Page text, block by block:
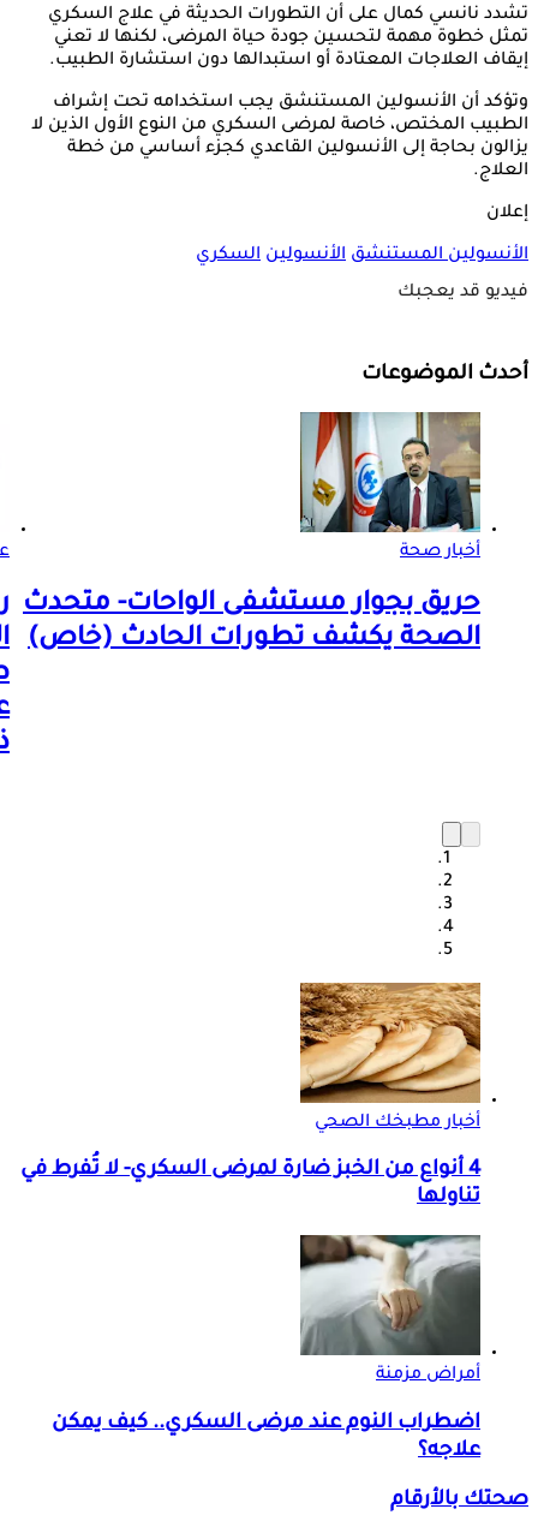
تشدد نانسي كمال على أن التطورات الحديثة في علاج السكري
تمثل خطوة مهمة لتحسين جودة حياة المرضى، لكنها لا تعني
إيقاف العلاجات المعتادة أو استبدالها دون استشارة الطبيب.
وتؤكد أن الأنسولين المستنشق يجب استخدامه تحت إشراف
الطبيب المختص، خاصة لمرضى السكري من النوع الأول الذين لا
يزالون بحاجة إلى الأنسولين القاعدي كجزء أساسي من خطة
العلاج.
إعلان
الأنسولين المستنشق الأنسولين السكري
فيديو قد يعجبك
أحدث الموضوعات
أخبار صحة
حريق بجوار مستشفى الواحات- متحدث
الصحة يكشف تطورات الحادث (خاص)
أخبار مطبخك الصحي
4 أنواع من الخبز ضارة لمرضى السكري- لا تُفرط في
تناولها
أمراض مزمنة
اضطراب النوم عند مرضى السكري.. كيف يمكن
علاجه؟
صحتك بالأرقام